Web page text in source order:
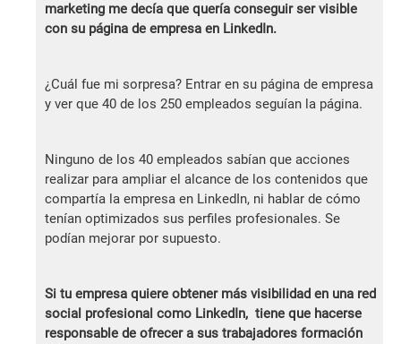
marketing me decía que quería conseguir ser visible
con su página de empresa en LinkedIn.
¿Cuál fue mi sorpresa? Entrar en su página de empresa
y ver que 40 de los 250 empleados seguían la página.
Ninguno de los 40 empleados sabían que acciones
realizar para ampliar el alcance de los contenidos que
compartía la empresa en LinkedIn, ni hablar de cómo
tenían optimizados sus perfiles profesionales. Se
podían mejorar por supuesto.
Si tu empresa quiere obtener más visibilidad en una red
social profesional como LinkedIn, tiene que hacerse
responsable de ofrecer a sus trabajadores formación